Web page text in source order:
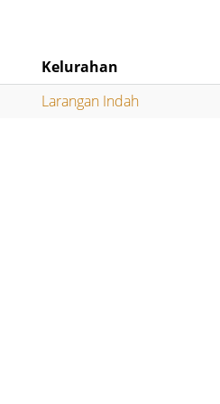
Kelurahan
Larangan Indah